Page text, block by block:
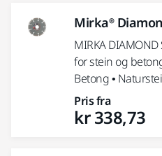
Mirka®
MIRKA
for stein og
Betong •
Pris fra
kr 338,73